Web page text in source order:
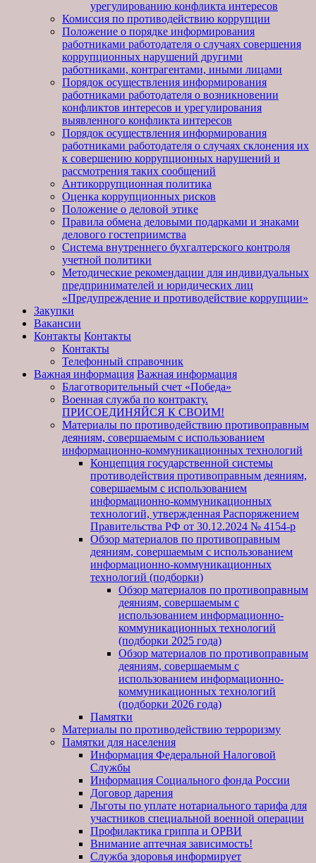
урегулированию конфликта интересов
Комиссия по противодействию коррупции
Положение о порядке информирования
работниками работодателя о случаях совершения
коррупционных нарушений другими
работниками, контрагентами, иными лицами
Порядок осуществления информирования
работниками работодателя о возникновении
конфликтов интересов и урегулирования
выявленного конфликта интересов
Порядок осуществления информирования
работниками работодателя о случаях склонения их
к совершению коррупционных нарушений и
рассмотрения таких сообщений
Антикоррупционная политика
Оценка коррупционных рисков
Положение о деловой этике
Правила обмена деловыми подарками и знаками
делового гостеприимства
Система внутреннего бухгалтерского контроля
учетной политики
Методические рекомендации для индивидуальных
предпринимателей и юридических лиц
«Предупреждение и противодействие коррупции»
Закупки
Вакансии
Контакты Контакты
Контакты
Телефонный справочник
Важная информация Важная информация
Благотворительный счет «Победа»
Военная служба по контракту.
ПРИСОЕДИНЯЙСЯ К СВОИМ!
Материалы по противодействию противоправным
деяниям, совершаемым с использованием
информационно-коммуникационных технологий
Концепция государственной системы
противодействия противоправным деяниям,
совершаемым с использованием
информационно-коммуникационных
технологий, утвержденная Распоряжением
Правительства РФ от 30.12.2024 № 4154-р
Обзор материалов по противоправным
деяниям, совершаемым с использованием
информационно-коммуникационных
технологий (подборки)
Обзор материалов по противоправным
деяниям, совершаемым с
использованием информационно-
коммуникационных технологий
(подборки 2025 года)
Обзор материалов по противоправным
деяниям, совершаемым с
использованием информационно-
коммуникационных технологий
(подборки 2026 года)
Памятки
Материалы по противодействию терроризму
Памятки для населения
Информация Федеральной Налоговой
Службы
Информация Социального фонда России
Договор дарения
Льготы по уплате нотариального тарифа для
участников специальной военной операции
Профилактика гриппа и ОРВИ
Внимание аптечная зависимость!
Служба здоровья информирует